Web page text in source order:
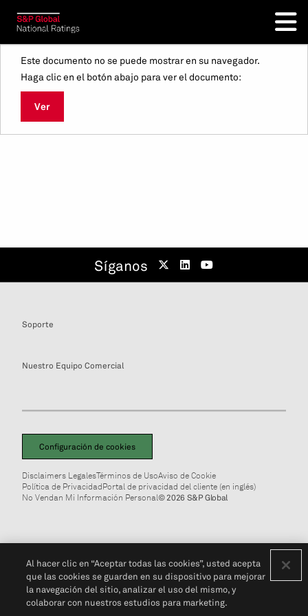
Este documento no se puede mostrar en su navegador.
Haga clic en el botón abajo para ver el documento:
Ver
Síganos
Soporte
Nuestro Equipo Comercial
Configuración de cookies
Disclaimers LegalesTérminos de UsoAviso de Cookie
Política de PrivacidadPortal de privacidad del cliente (en inglés)
No Vendan Mi Información Personal© 2026 S&P Global
Al hacer clic en “Aceptar todas las cookies”, usted acepta
que las cookies se guarden en su dispositivo para mejorar
la navegación del sitio, analizar el uso del mismo, y
colaborar con nuestros estudios para marketing.